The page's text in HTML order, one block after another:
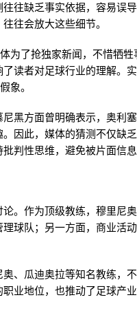
往缺乏事实依据，容易误
往会放大这些细节。
为了抢独家新闻，不惜牺
读者对足球行业的理解。
象。
黑方面曾明确表示，奥利
因此，媒体的猜测不仅缺
判性思维，避免被片面信息
。作为顶级教练，穆里尼
球队；另一方面，商业活
、瓜迪奥拉等知名教练，不
业地位，也推动了足球产